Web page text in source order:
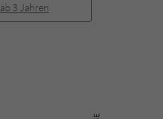
ab 3 Jahren